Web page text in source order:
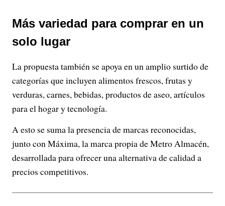
Más variedad para comprar en un
solo lugar
La propuesta también se apoya en un amplio surtido de
categorías que incluyen alimentos frescos, frutas y
verduras, carnes, bebidas, productos de aseo, artículos
para el hogar y tecnología.
A esto se suma la presencia de marcas reconocidas,
junto con Máxima, la marca propia de Metro Almacén,
desarrollada para ofrecer una alternativa de calidad a
precios competitivos.